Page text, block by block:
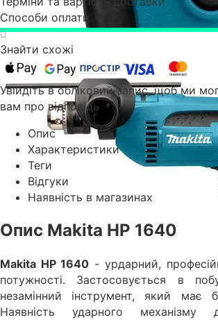
Способи оплати
Знайти схожі
Увійдіть в обліковий запис, щоб ми
вам про відповідь
Опис
Характеристики
Теги
Відгуки
Наявність в магазинах
Опис Makita HP 1640
Makita HP 1640 - урдарний,
потужності. Застосовується в
незамінний інструмент, який має
Наявність ударного механізму